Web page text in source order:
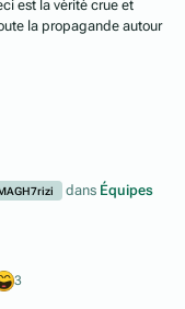
est la vérité crue et
la propagande autour
dans Équipes
3